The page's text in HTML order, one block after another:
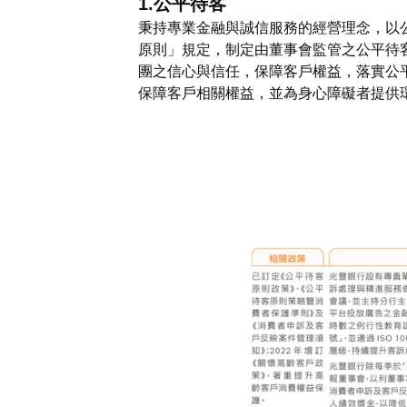
秉持專業金融與誠信服務的經營理念，
原則」規定，制定由董事會監管之公平
團之信心與信任，保障客戶權益，落實
保障客戶相關權益，並為身心障礙者提